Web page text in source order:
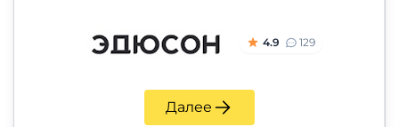
4.9 129
Далее